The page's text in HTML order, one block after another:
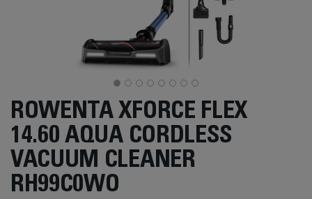
ROWENTA XFORCE FLEX
14.60 AQUA CORDLESS
VACUUM CLEANER
RH99C0WO